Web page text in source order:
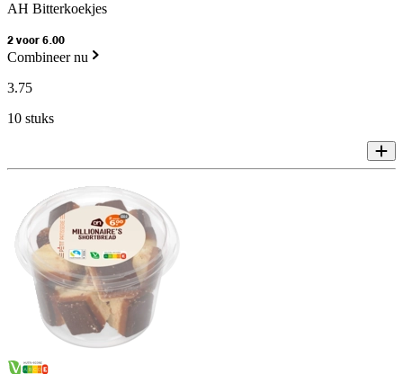
AH Bitterkoekjes
2 voor 6.00
Combineer nu
3.75
10 stuks